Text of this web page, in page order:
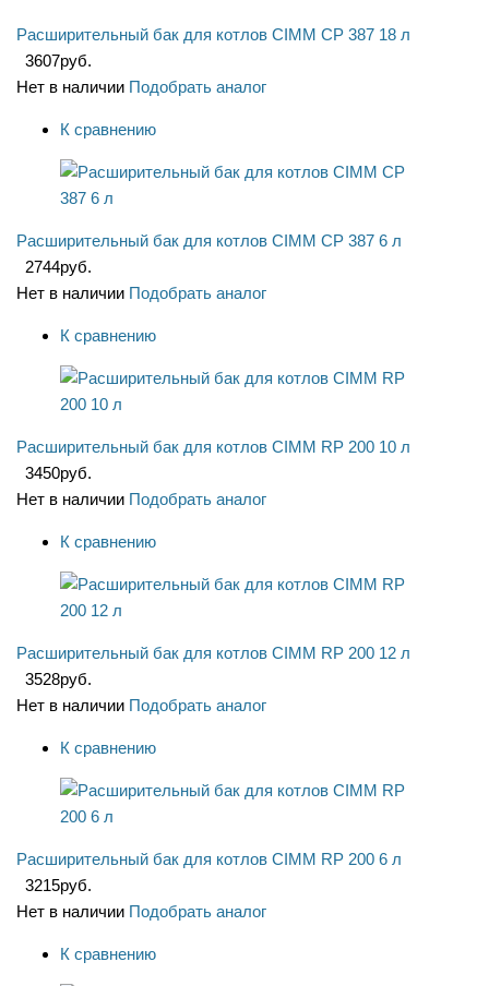
Расширительный бак для котлов CIMM CP 387 18 л
3607руб.
Нет в наличии Подобрать аналог
К сравнению
Расширительный бак для котлов CIMM CP 387 6 л
2744руб.
Нет в наличии Подобрать аналог
К сравнению
Расширительный бак для котлов CIMM RP 200 10 л
3450руб.
Нет в наличии Подобрать аналог
К сравнению
Расширительный бак для котлов CIMM RP 200 12 л
3528руб.
Нет в наличии Подобрать аналог
К сравнению
Расширительный бак для котлов CIMM RP 200 6 л
3215руб.
Нет в наличии Подобрать аналог
К сравнению